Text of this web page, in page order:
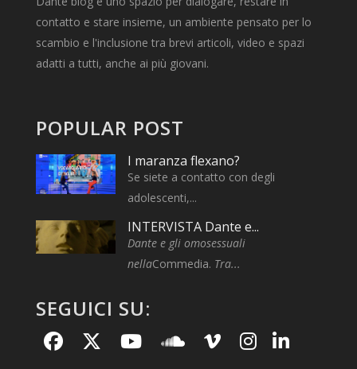
contatto e stare insieme, un ambiente pensato per lo
scambio e l'inclusione tra brevi articoli, video e spazi
adatti a tutti, anche ai più giovani.
POPULAR POST
I maranza flexano?
Se siete a contatto con degli
adolescenti,...
INTERVISTA Dante e...
Dante e gli omosessuali
nellaCommedia. Tra...
SEGUICI SU: